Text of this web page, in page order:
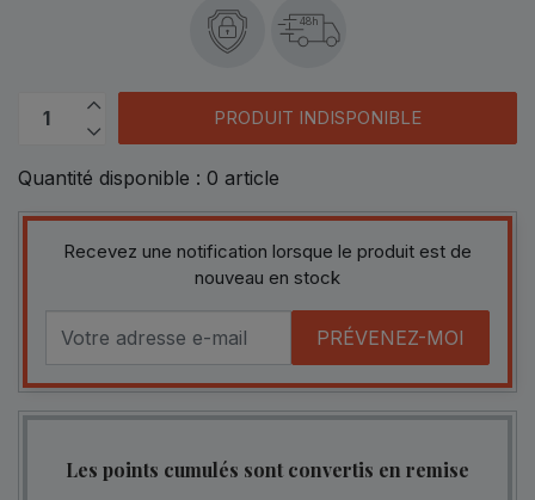
48h
PRODUIT INDISPONIBLE
Quantité disponible : 0 article
Recevez une notification lorsque le produit est de
nouveau en stock
PRÉVENEZ-MOI
Les points cumulés sont convertis en remise